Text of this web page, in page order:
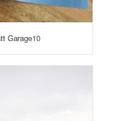
Garage10